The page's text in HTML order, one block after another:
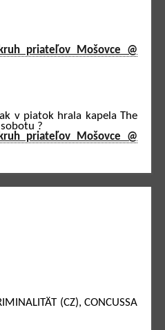
priateľov Mošovce @
v piatok hrala kapela The
?
priateľov Mošovce @
(CZ), CONCUSSA